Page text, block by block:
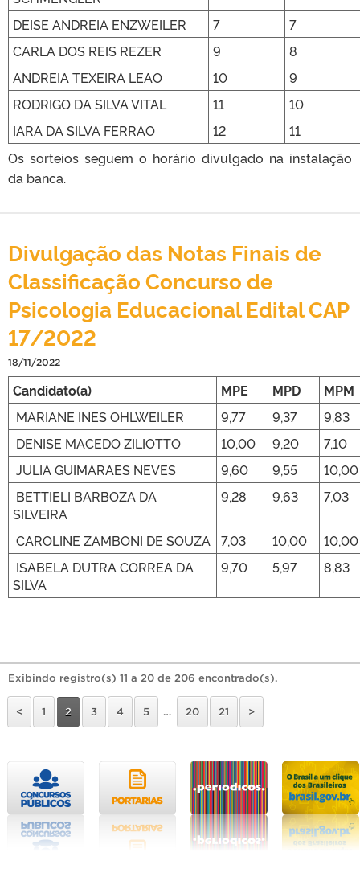
DEISE ANDREIA ENZWEILER 7
7
CARLA DOS REIS REZER
9
8
ANDREIA TEXEIRA LEAO
10
9
RODRIGO DA SILVA VITAL
11
10
IARA DA SILVA FERRAO
12
11
Os sorteios seguem o horário divulgado na instalação
da banca.
Divulgação das Notas Finais de
Classificação Concurso de
Psicologia Educacional Edital CAP
17/2022
18/11/2022
Candidato(a) MPE MPD
MPM
MARIANE INES OHLWEILER
9,77 9,37
9,83
DENISE MACEDO ZILIOTTO
10,00 9,20
7,10
JULIA GUIMARAES NEVES
9,60 9,55
10,00
BETTIELI BARBOZA DA
SILVEIRA
9,28 9,63 7,03
CAROLINE ZAMBONI DE SOUZA 7,03 10,00
10,00
ISABELA DUTRA CORREA DA
SILVA
9,70 5,97 8,83
Exibindo registro(s) 11 a 20 de 206 encontrado(s).
< 1 2 3 4 5 … 20 21 >